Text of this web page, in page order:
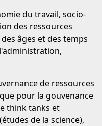
du travail, socio-
des ressources
âges et des temps
de ressources
pour la gouvenance
think tanks et
de la science),